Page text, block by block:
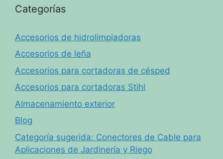
Categorías
Accesorios de hidrolimpiadoras
Accesorios de leña
Accesorios para cortadoras de césped
Accesorios para cortadoras Stihl
Almacenamiento exterior
Blog
Categoría sugerida: Conectores de Cable para
Aplicaciones de Jardinería y Riego